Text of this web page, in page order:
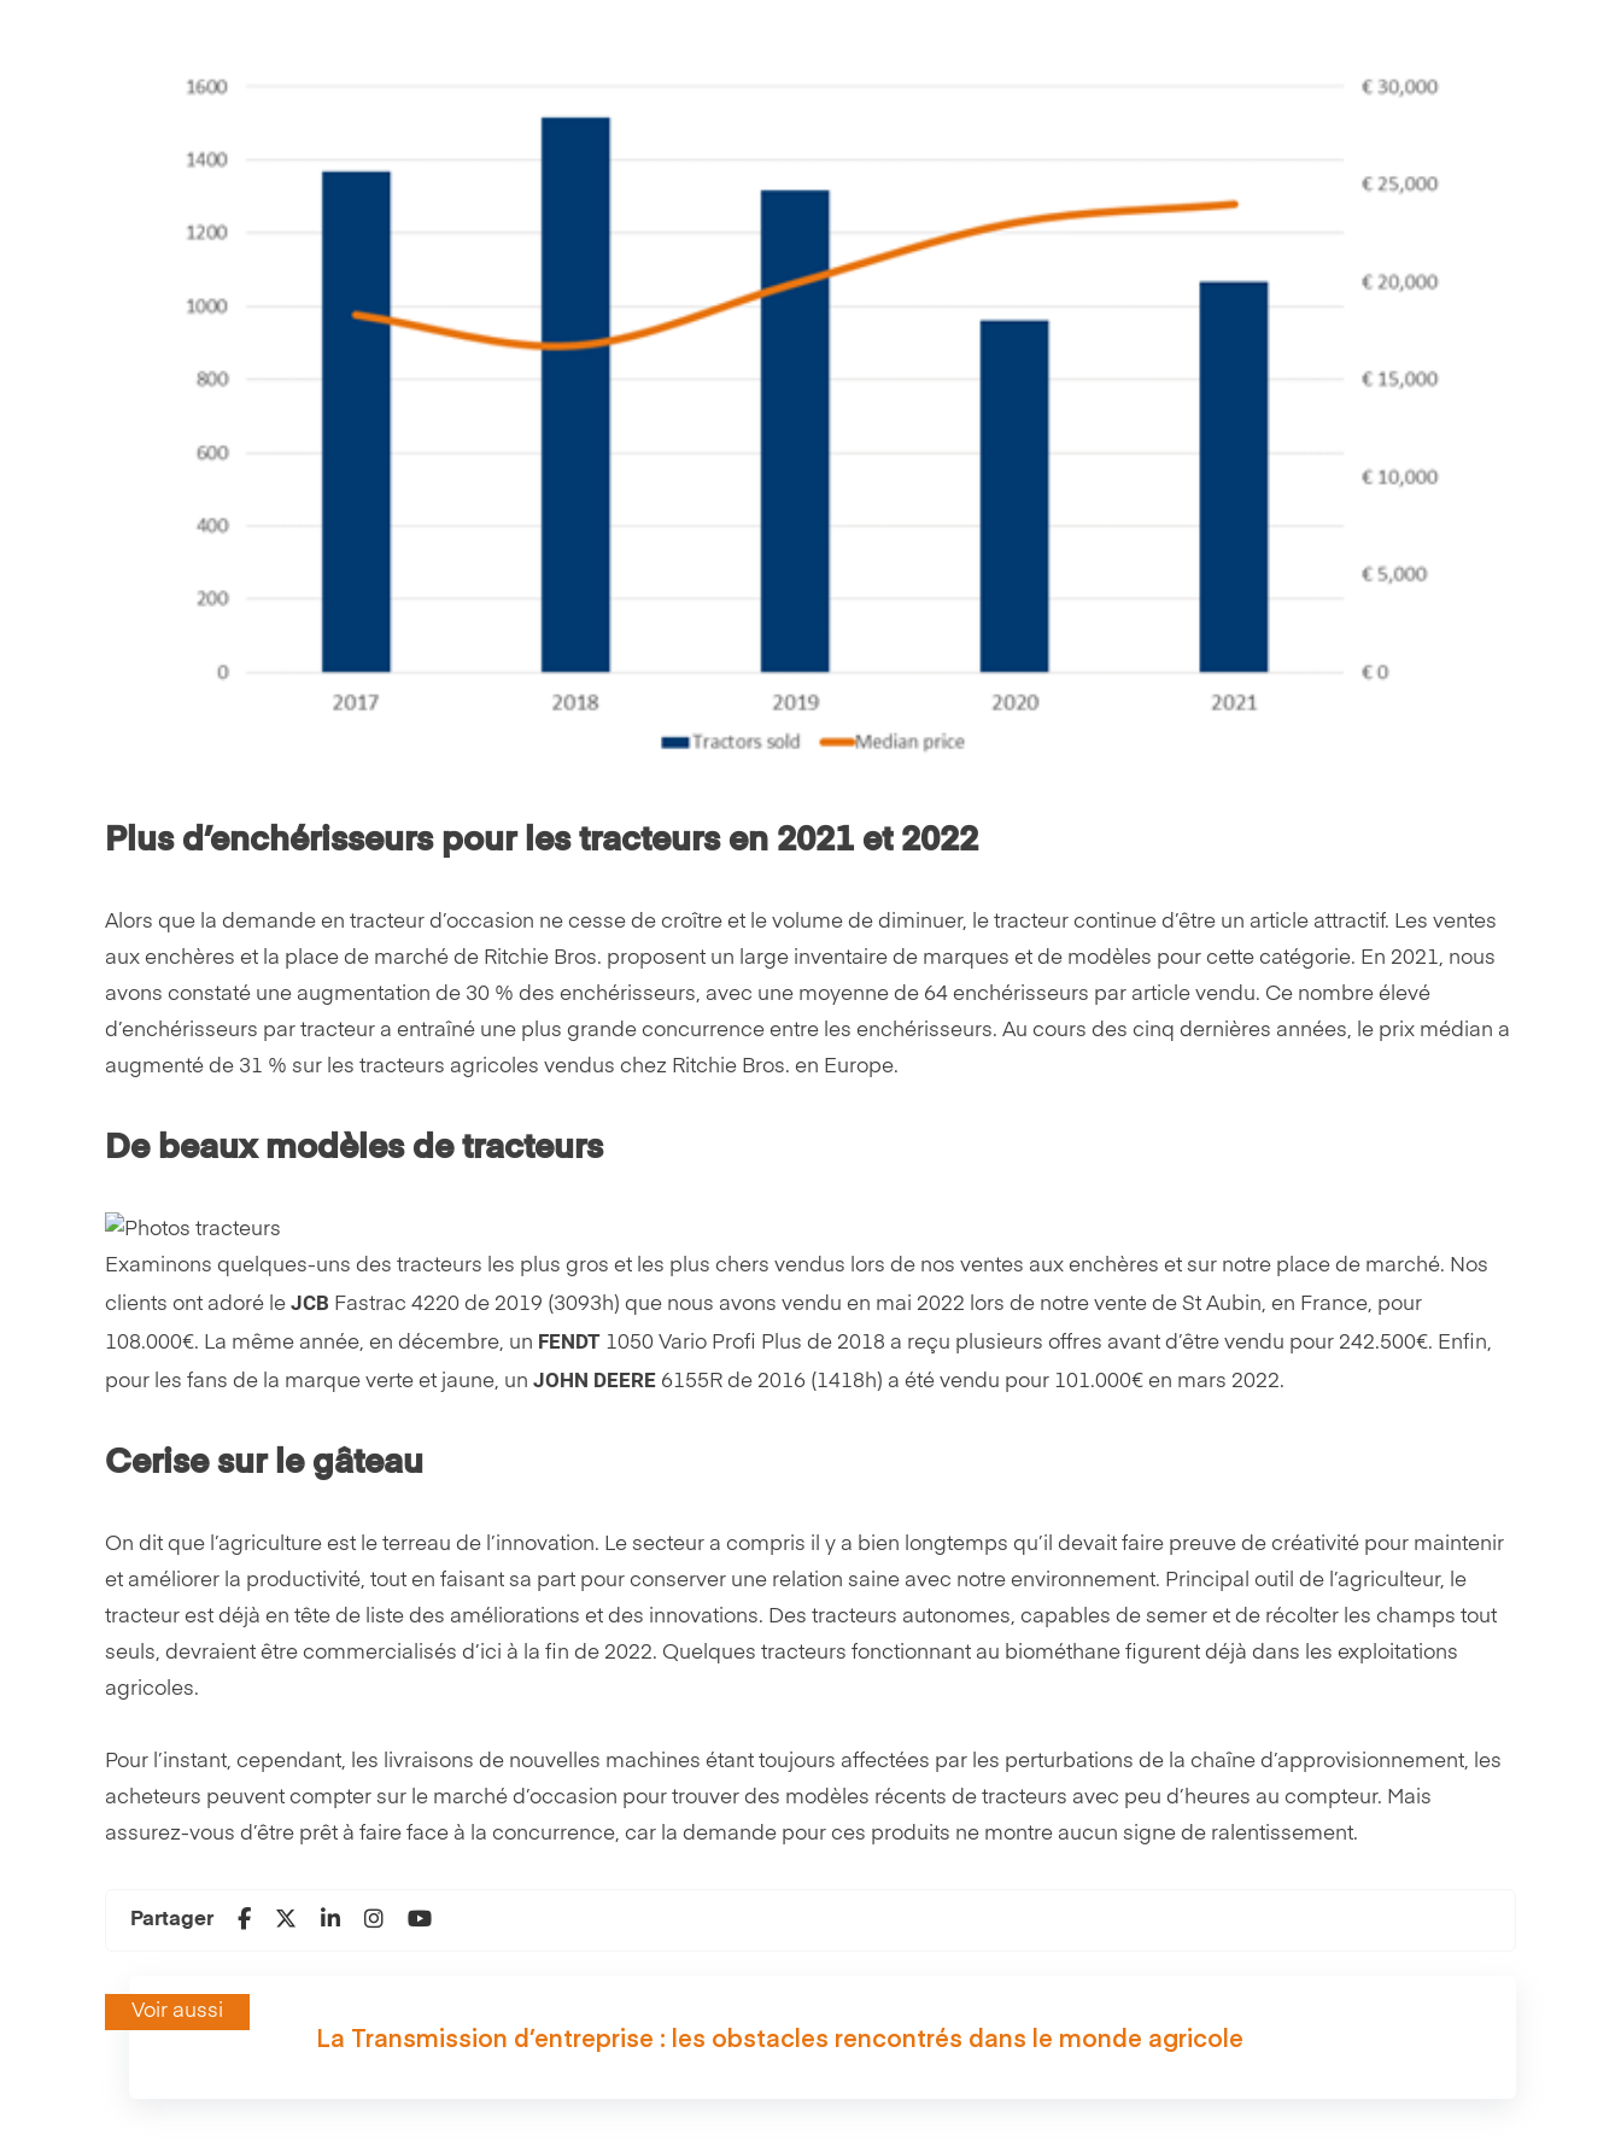
Plus d’enchérisseurs pour les tracteurs en 2021 et 2022
Alors que la demande en tracteur d’occasion ne cesse de croître et le volume de diminuer, le tracteur continue d’être un article attractif. Les ventes
aux enchères et la place de marché de Ritchie Bros. proposent un large inventaire de marques et de modèles pour cette catégorie. En 2021, nous
avons constaté une augmentation de 30 % des enchérisseurs, avec une moyenne de 64 enchérisseurs par article vendu. Ce nombre élevé
d’enchérisseurs par tracteur a entraîné une plus grande concurrence entre les enchérisseurs. Au cours des cinq dernières années, le prix médian a
augmenté de 31 % sur les tracteurs agricoles vendus chez Ritchie Bros. en Europe.
De beaux modèles de tracteurs
Examinons quelques-uns des tracteurs les plus gros et les plus chers vendus lors de nos ventes aux enchères et sur notre place de marché. Nos
clients ont adoré le JCB Fastrac 4220 de 2019 (3093h) que nous avons vendu en mai 2022 lors de notre vente de St Aubin, en France, pour
108.000€. La même année, en décembre, un FENDT 1050 Vario Profi Plus de 2018 a reçu plusieurs offres avant d’être vendu pour 242.500€. Enfin,
pour les fans de la marque verte et jaune, un JOHN DEERE 6155R de 2016 (1418h) a été vendu pour 101.000€ en mars 2022.
Cerise sur le gâteau
On dit que l’agriculture est le terreau de l’innovation. Le secteur a compris il y a bien longtemps qu’il devait faire preuve de créativité pour maintenir
et améliorer la productivité, tout en faisant sa part pour conserver une relation saine avec notre environnement. Principal outil de l’agriculteur, le
tracteur est déjà en tête de liste des améliorations et des innovations. Des tracteurs autonomes, capables de semer et de récolter les champs tout
seuls, devraient être commercialisés d’ici à la fin de 2022. Quelques tracteurs fonctionnant au biométhane figurent déjà dans les exploitations
agricoles.
Pour l’instant, cependant, les livraisons de nouvelles machines étant toujours affectées par les perturbations de la chaîne d’approvisionnement, les
acheteurs peuvent compter sur le marché d’occasion pour trouver des modèles récents de tracteurs avec peu d’heures au compteur. Mais
assurez-vous d’être prêt à faire face à la concurrence, car la demande pour ces produits ne montre aucun signe de ralentissement.
Partager
Voir aussi
La Transmission d’entreprise : les obstacles rencontrés dans le monde agricole